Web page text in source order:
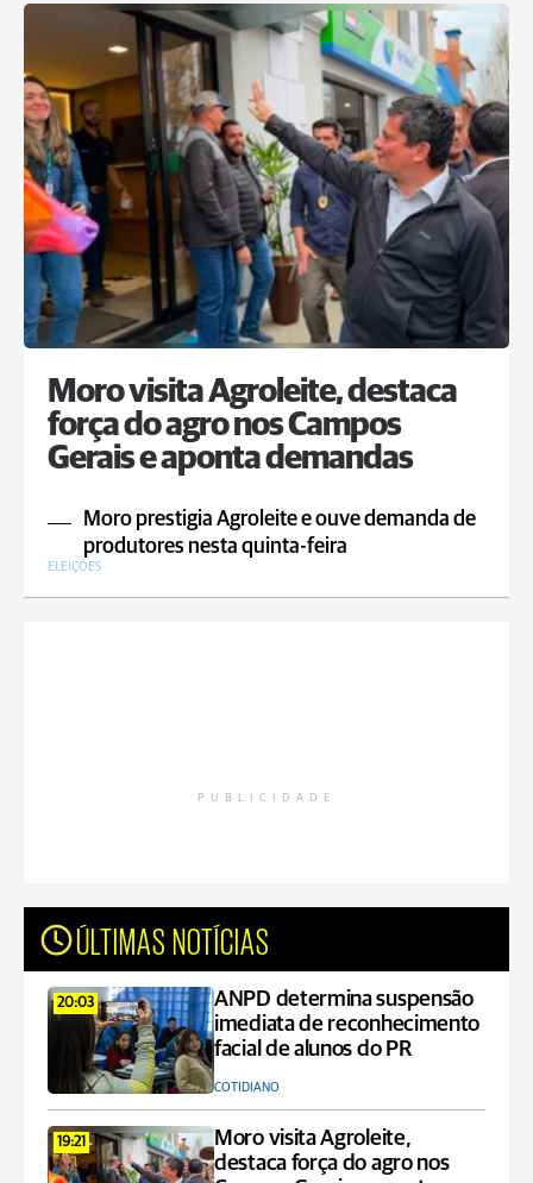
Moro visita Agroleite, destaca
força do agro nos Campos
Gerais e aponta demandas
Moro prestigia Agroleite e ouve demanda de
produtores nesta quinta-feira
ELEIÇÕES
PUBLICIDADE
ÚLTIMAS NOTÍCIAS
20:03
ANPD determina suspensão
imediata de reconhecimento
facial de alunos do PR
COTIDIANO
19:21
Moro visita Agroleite,
destaca força do agro nos